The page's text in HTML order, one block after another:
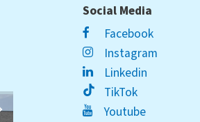
Social Media
Facebook
Instagram
Linkedin
TikTok
Youtube